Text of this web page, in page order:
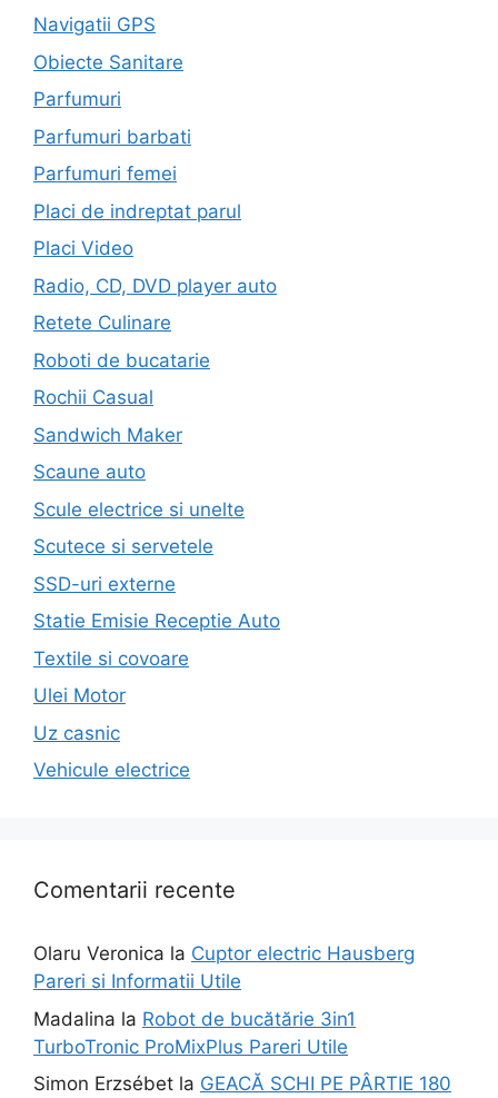
Navigatii GPS
Obiecte Sanitare
Parfumuri
Parfumuri barbati
Parfumuri femei
Placi de indreptat parul
Placi Video
Radio, CD, DVD player auto
Retete Culinare
Roboti de bucatarie
Rochii Casual
Sandwich Maker
Scaune auto
Scule electrice si unelte
Scutece si servetele
SSD-uri externe
Statie Emisie Receptie Auto
Textile si covoare
Ulei Motor
Uz casnic
Vehicule electrice
Comentarii recente
Olaru Veronica la Cuptor electric Hausberg
Pareri si Informatii Utile
Madalina la Robot de bucătărie 3in1
TurboTronic ProMixPlus Pareri Utile
Simon Erzsébet la GEACĂ SCHI PE PÂRTIE 180